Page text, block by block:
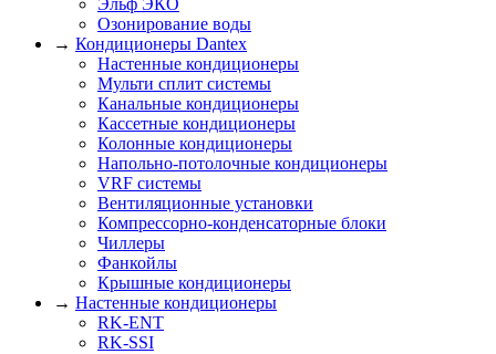
Эльф ЭКО
Озонирование воды
→ Кондиционеры Dantex
Настенные кондиционеры
Мульти сплит системы
Канальные кондиционеры
Кассетные кондиционеры
Колонные кондиционеры
Напольно-потолочные кондиционеры
VRF системы
Вентиляционные установки
Компрессорно-конденсаторные блоки
Чиллеры
Фанкойлы
Крышные кондиционеры
→ Настенные кондиционеры
RK-ENT
RK-SSI